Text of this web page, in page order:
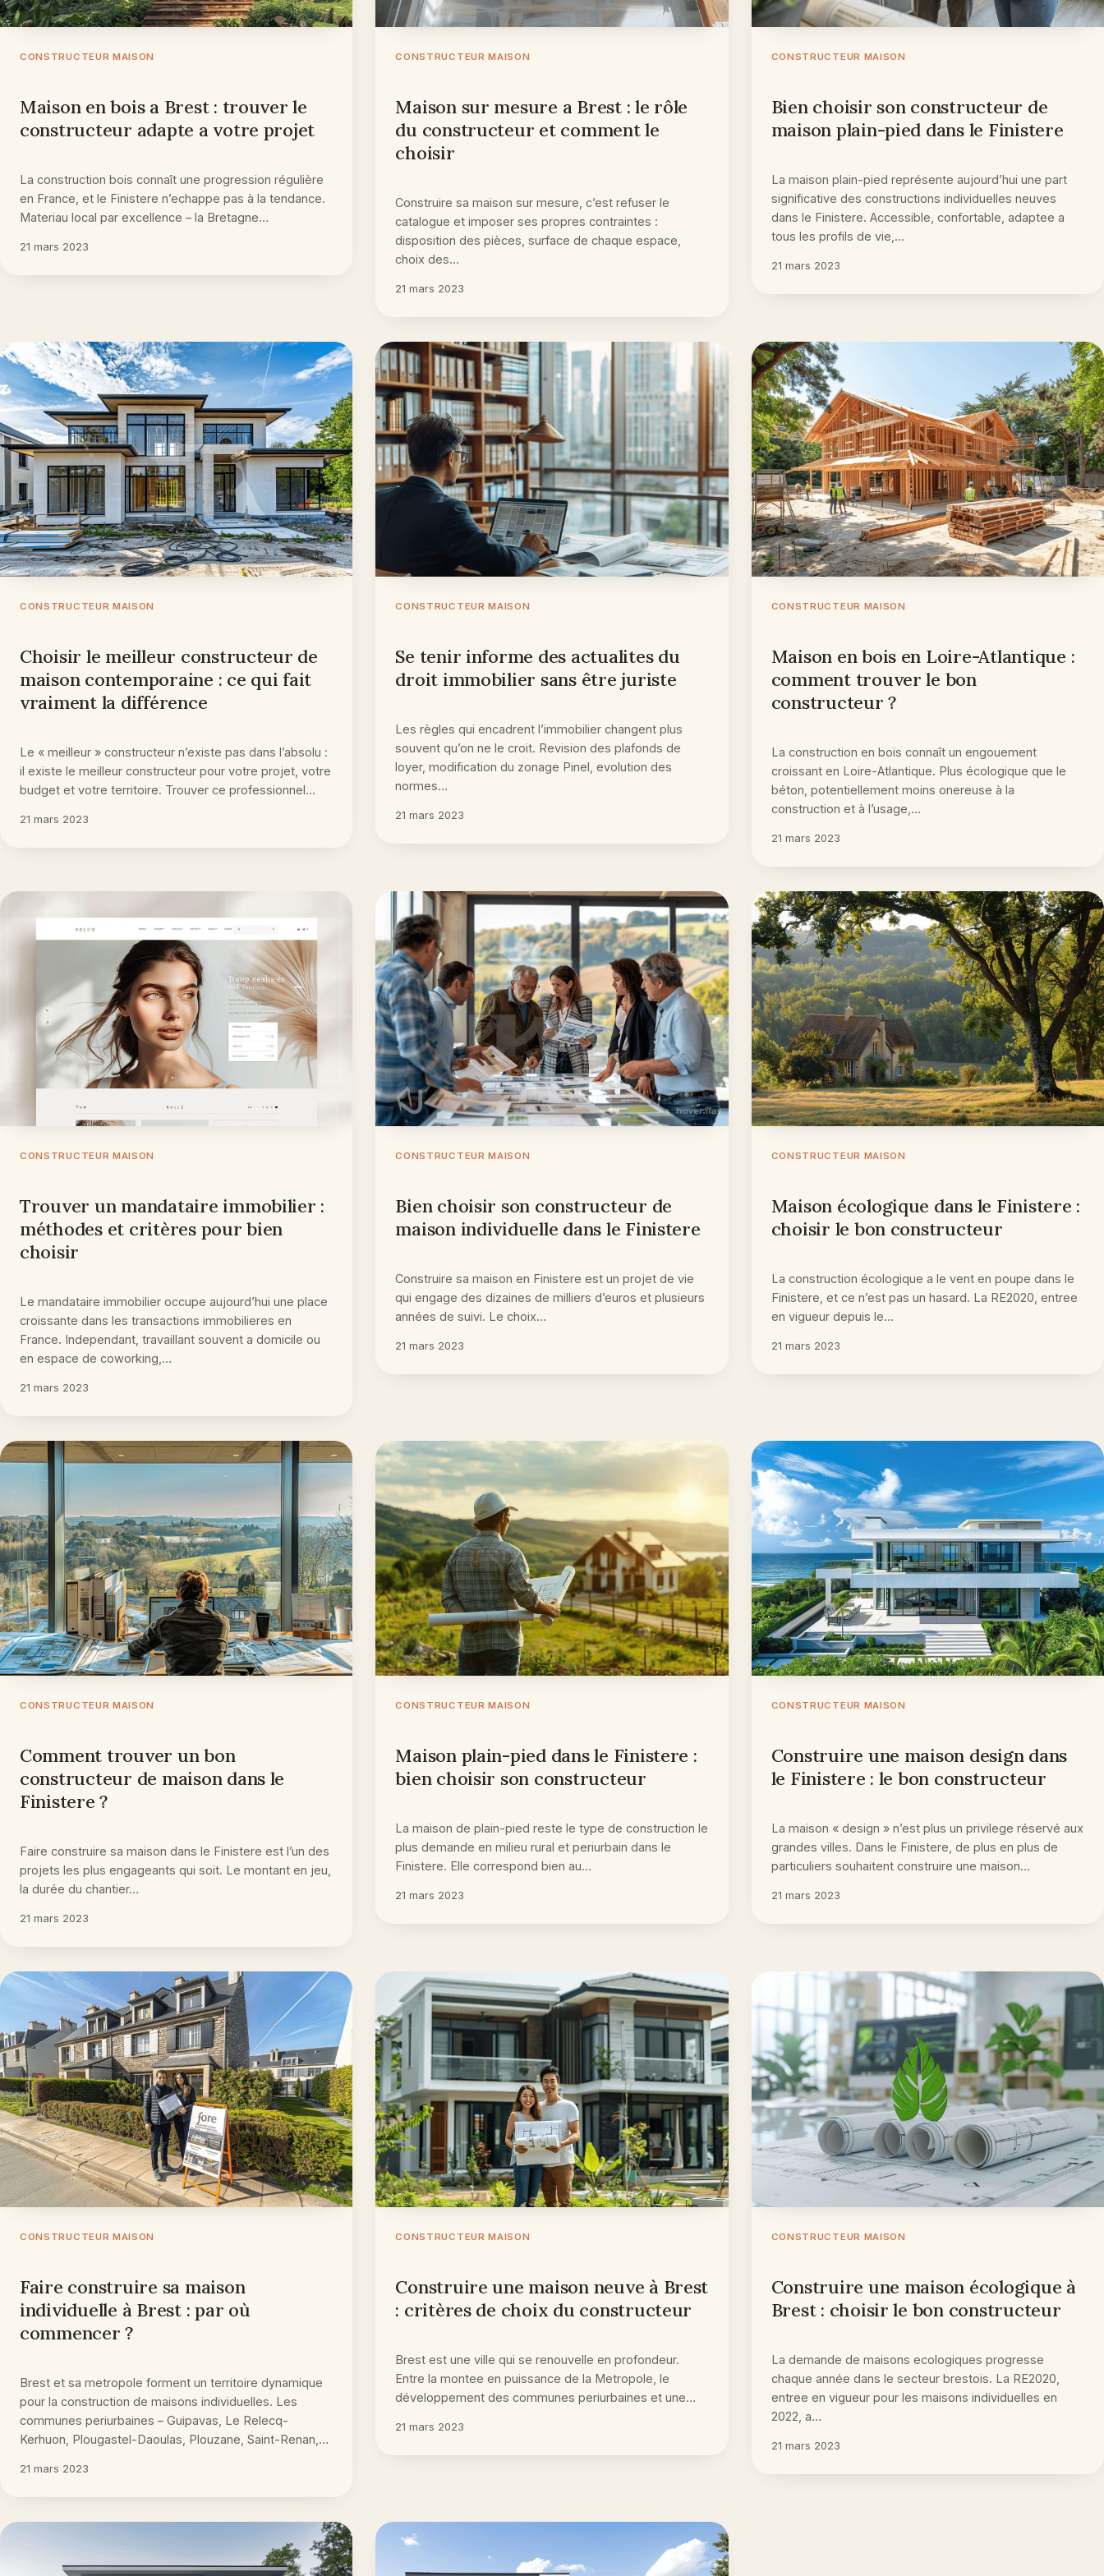
CONSTRUCTEUR MAISON
Maison en bois a Brest : trouver le
constructeur adapte a votre projet
La construction bois connaît une progression régulière
en France, et le Finistere n’echappe pas à la tendance.
Materiau local par excellence – la Bretagne…
21 mars 2023
CONSTRUCTEUR MAISON
Maison sur mesure a Brest : le rôle
du constructeur et comment le
choisir
Construire sa maison sur mesure, c’est refuser le
catalogue et imposer ses propres contraintes :
disposition des pièces, surface de chaque espace,
choix des…
21 mars 2023
CONSTRUCTEUR MAISON
Bien choisir son constructeur de
maison plain-pied dans le Finistere
La maison plain-pied représente aujourd’hui une part
significative des constructions individuelles neuves
dans le Finistere. Accessible, confortable, adaptee a
tous les profils de vie,…
21 mars 2023
CONSTRUCTEUR MAISON
Choisir le meilleur constructeur de
maison contemporaine : ce qui fait
vraiment la différence
Le « meilleur » constructeur n’existe pas dans l’absolu :
il existe le meilleur constructeur pour votre projet, votre
budget et votre territoire. Trouver ce professionnel…
21 mars 2023
CONSTRUCTEUR MAISON
Se tenir informe des actualites du
droit immobilier sans être juriste
Les règles qui encadrent l’immobilier changent plus
souvent qu’on ne le croit. Revision des plafonds de
loyer, modification du zonage Pinel, evolution des
normes…
21 mars 2023
CONSTRUCTEUR MAISON
Maison en bois en Loire-Atlantique :
comment trouver le bon
constructeur ?
La construction en bois connaît un engouement
croissant en Loire-Atlantique. Plus écologique que le
béton, potentiellement moins onereuse à la
construction et à l’usage,…
21 mars 2023
CONSTRUCTEUR MAISON
Trouver un mandataire immobilier :
méthodes et critères pour bien
choisir
Le mandataire immobilier occupe aujourd’hui une place
croissante dans les transactions immobilieres en
France. Independant, travaillant souvent a domicile ou
en espace de coworking,…
21 mars 2023
CONSTRUCTEUR MAISON
Bien choisir son constructeur de
maison individuelle dans le Finistere
Construire sa maison en Finistere est un projet de vie
qui engage des dizaines de milliers d’euros et plusieurs
années de suivi. Le choix…
21 mars 2023
CONSTRUCTEUR MAISON
Maison écologique dans le Finistere :
choisir le bon constructeur
La construction écologique a le vent en poupe dans le
Finistere, et ce n’est pas un hasard. La RE2020, entree
en vigueur depuis le…
21 mars 2023
CONSTRUCTEUR MAISON
Comment trouver un bon
constructeur de maison dans le
Finistere ?
Faire construire sa maison dans le Finistere est l’un des
projets les plus engageants qui soit. Le montant en jeu,
la durée du chantier…
21 mars 2023
CONSTRUCTEUR MAISON
Maison plain-pied dans le Finistere :
bien choisir son constructeur
La maison de plain-pied reste le type de construction le
plus demande en milieu rural et periurbain dans le
Finistere. Elle correspond bien au…
21 mars 2023
CONSTRUCTEUR MAISON
Construire une maison design dans
le Finistere : le bon constructeur
La maison « design » n’est plus un privilege réservé aux
grandes villes. Dans le Finistere, de plus en plus de
particuliers souhaitent construire une maison…
21 mars 2023
CONSTRUCTEUR MAISON
Faire construire sa maison
individuelle à Brest : par où
commencer ?
Brest et sa metropole forment un territoire dynamique
pour la construction de maisons individuelles. Les
communes periurbaines – Guipavas, Le Relecq-
Kerhuon, Plougastel-Daoulas, Plouzane, Saint-Renan,…
21 mars 2023
CONSTRUCTEUR MAISON
Construire une maison neuve à Brest
: critères de choix du constructeur
Brest est une ville qui se renouvelle en profondeur.
Entre la montee en puissance de la Metropole, le
développement des communes periurbaines et une…
21 mars 2023
CONSTRUCTEUR MAISON
Construire une maison écologique à
Brest : choisir le bon constructeur
La demande de maisons ecologiques progresse
chaque année dans le secteur brestois. La RE2020,
entree en vigueur pour les maisons individuelles en
2022, a…
21 mars 2023